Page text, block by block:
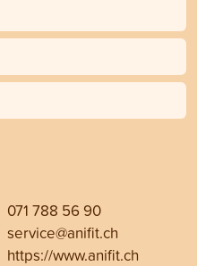
071 788 56 90
service@anifit.ch
https://www.anifit.ch